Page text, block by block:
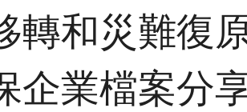
轉和災難復
企業檔案分